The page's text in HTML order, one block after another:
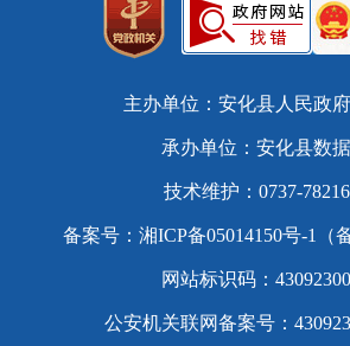
主办单位：安化县人民政
承办单位：安化县数
技术维护：0737-
备案号： 湘ICP备05014150号-1（
网站标识码：
公安机关联网备案号：